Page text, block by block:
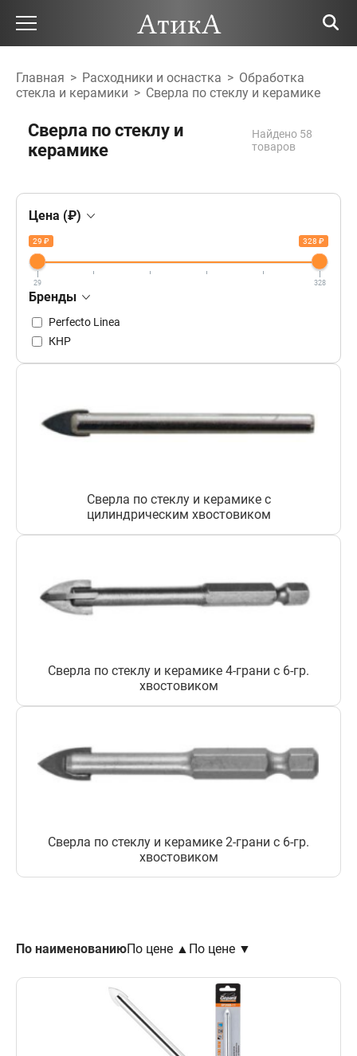
Главная > Расходники и оснастка > Обработка
стекла и керамики > Сверла по стеклу и керамике
Сверла по стеклу и
керамике
Найдено 58
товаров
Цена (₽)
29 ₽ 328 ₽
29 328
Бренды
Perfecto Linea
КНР
Сверла по стеклу и керамике с
цилиндрическим хвостовиком
Сверла по стеклу и керамике 4-грани с 6-гр.
хвостовиком
Сверла по стеклу и керамике 2-грани с 6-гр.
хвостовиком
По наименованиюПо цене ▲ По цене ▼